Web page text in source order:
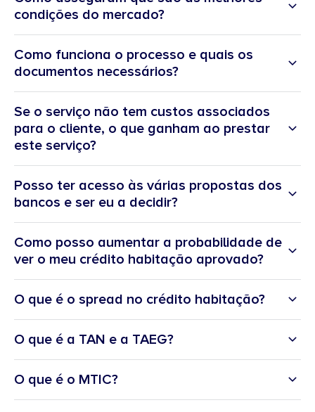
condições do mercado?
Como funciona o processo e quais os
documentos necessários?
Se o serviço não tem custos associados
para o cliente, o que ganham ao prestar
este serviço?
Posso ter acesso às várias propostas dos
bancos e ser eu a decidir?
Como posso aumentar a probabilidade de
ver o meu crédito habitação aprovado?
O que é o spread no crédito habitação?
O que é a TAN e a TAEG?
O que é o MTIC?